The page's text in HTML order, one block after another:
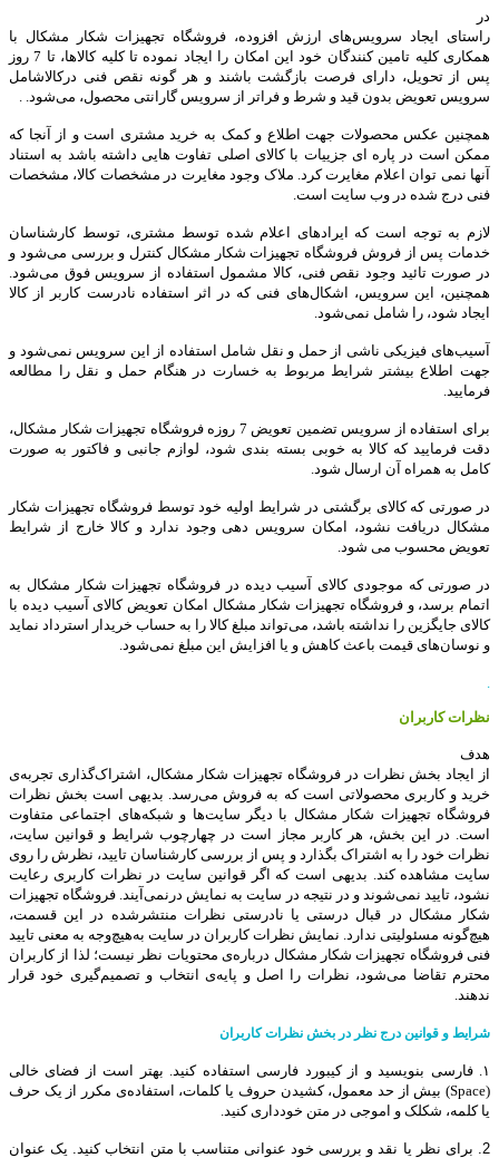
در
راستای ایجاد سرویس‌‏های ارزش افزوده، فروشگاه تجهیزات شکار مشکال با
همکاری کلیه تامین‏‌ کنندگان خود این امکان را ایجاد نموده تا کلیه کالاها، تا 7 روز
پس از تحویل، دارای فرصت بازگشت باشند و هر گونه نقص فنی درکالاشامل
سرویس تعویض بدون قید و شرط و فراتر از سرویس گارانتی محصول، می‏‌شود.
همچنین عکس محصولات جهت اطلاع و کمک به خرید مشتری است و از آنجا که
ممکن است در پاره ای جزییات با کالای اصلی تفاوت هایی داشته باشد به استناد
آنها نمی توان اعلام مغایرت کرد. ملاک وجود مغایرت در مشخصات کالا، مشخصات
فنی درج شده در وب سایت است
لازم به توجه است که ایرادهای اعلام شده توسط مشتری، توسط کارشناسان
خدمات پس از فروش فروشگاه تجهیزات شکار مشکال کنترل و بررسی می‏‌شود و
در صورت تائید وجود نقص فنی، کالا مشمول استفاده از سرویس فوق می‏‌شود.
همچنین، این سرویس، اشکال‏‌های فنی که در اثر استفاده نادرست کاربر از کالا
ایجاد شود، را شامل نمی‌‏شود
آسیب‏‌های فیزیکی ناشی از حمل و نقل شامل استفاده از این سرویس نمی‏‌شود و
جهت اطلاع بیشتر شرایط مربوط به خسارت در هنگام حمل و نقل را مطالعه
فرمایید
برای استفاده از سرویس تضمین تعویض 7 روزه فروشگاه تجهیزات شکار مشکال،
دقت فرمایید که کالا به ‏خوبی بسته بندی شود، لوازم جانبی و فاکتور به صورت
کامل به همراه آن ارسال شود
در صورتی که کالای برگشتی در شرایط اولیه خود توسط فروشگاه تجهیزات شکار
مشکال دریافت نشود، امکان سرویس دهی وجود ندارد و کالا خارج از شرایط
تعویض محسوب می شود
در صورتی که موجودی کالای آسیب دیده در فروشگاه تجهیزات شکار مشکال به
اتمام برسد، و فروشگاه تجهیزات شکار مشکال امکان تعویض کالای آسیب دیده با
کالای جایگزین را نداشته باشد، می‌تواند مبلغ کالا را به حساب خریدار استرداد نماید
و نوسان‏‌های قیمت باعث کاهش و یا افزایش این مبلغ نمی‌‏شود
نظرات کاربران
هدف
از ایجاد بخش نظرات در فروشگاه تجهیزات شکار مشکال، اشتراک‌گذاری تجربه‌ی
خرید و کاربری محصولاتی است که به فروش می‌رسد. بدیهی است بخش نظرات
فروشگاه تجهیزات شکار مشکال با دیگر سایت‌ها و شبکه‌های اجتماعی متفاوت
است. در این بخش، هر کاربر مجاز است در چهارچوب شرایط و قوانین سایت،
نظرات خود را به اشتراک بگذارد و پس از بررسی کارشناسان تایید، نظرش را روی
سایت مشاهده کند.
بدیهی است که اگر قوانین سایت در نظرات کاربری رعایت
نشود، تایید نمی‌شوند و در نتیجه در سایت به نمایش درنمی‌آیند فروشگاه تجهیزات
شکار مشکال در قبال درستی یا نادرستی نظرات منتشرشده در این قسمت،
هیچگونه مسئولیتی ندارد. نمایش نظرات کاربران در سایت بههیچ‌وجه به معنی تایید
فنی فروشگاه تجهیزات شکار مشکال درباره‌ی محتویات نظر نیست؛ لذا از کاربران
محترم تقاضا می‌شود، نظرات را اصل و پایه‌ی انتخاب و تصمیمگیری خود قرار
ندهند
شرایط و قوانین درج نظر در بخش نظرات کاربران
۱. فارسی بنویسید و از کیبورد فارسی استفاده کنید. بهتر است از فضای خالی
(
Space) بیش از حد معمول، کشیدن حروف یا کلمات، استفاده‌ی مکرر از یک حرف
یا کلمه، شکلک و اموجی در متن خودداری کنید.
2. برای نظر یا نقد و بررسی خود عنوانی متناسب با متن انتخاب کنید. یک عنوان